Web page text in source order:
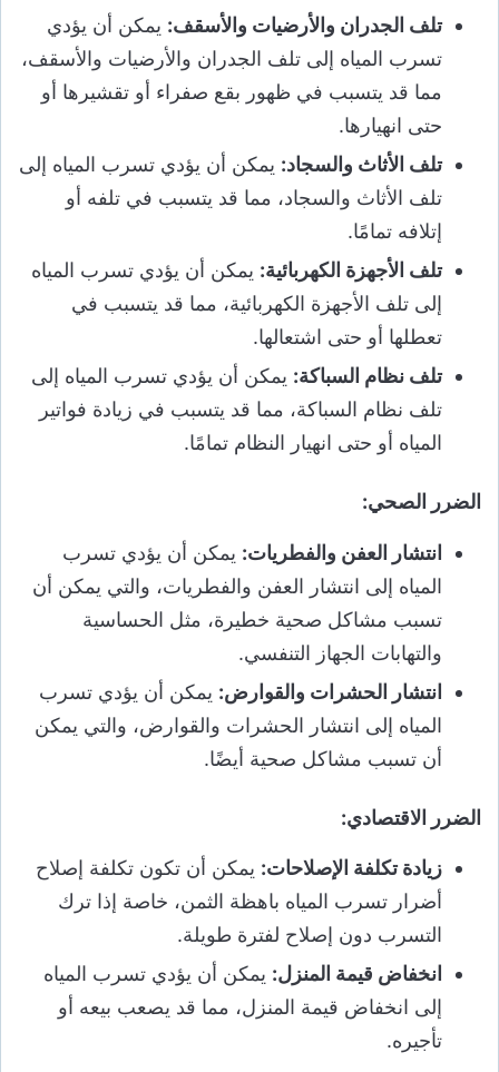
تلف الجدران والأرضيات والأسقف: يمكن أن يؤدي
تسرب المياه إلى تلف الجدران والأرضيات والأسقف،
مما قد يتسبب في ظهور بقع صفراء أو تقشيرها أو
حتى انهيارها.
تلف الأثاث والسجاد: يمكن أن يؤدي تسرب المياه إلى
تلف الأثاث والسجاد، مما قد يتسبب في تلفه أو
إتلافه تمامًا.
تلف الأجهزة الكهربائية: يمكن أن يؤدي تسرب المياه
إلى تلف الأجهزة الكهربائية، مما قد يتسبب في
تعطلها أو حتى اشتعالها.
تلف نظام السباكة: يمكن أن يؤدي تسرب المياه إلى
تلف نظام السباكة، مما قد يتسبب في زيادة فواتير
المياه أو حتى انهيار النظام تمامًا.
الضرر الصحي:
انتشار العفن والفطريات: يمكن أن يؤدي تسرب
المياه إلى انتشار العفن والفطريات، والتي يمكن أن
تسبب مشاكل صحية خطيرة، مثل الحساسية
والتهابات الجهاز التنفسي.
انتشار الحشرات والقوارض: يمكن أن يؤدي تسرب
المياه إلى انتشار الحشرات والقوارض، والتي يمكن
أن تسبب مشاكل صحية أيضًا.
الضرر الاقتصادي:
زيادة تكلفة الإصلاحات: يمكن أن تكون تكلفة إصلاح
أضرار تسرب المياه باهظة الثمن، خاصة إذا ترك
التسرب دون إصلاح لفترة طويلة.
انخفاض قيمة المنزل: يمكن أن يؤدي تسرب المياه
إلى انخفاض قيمة المنزل، مما قد يصعب بيعه أو
تأجيره.